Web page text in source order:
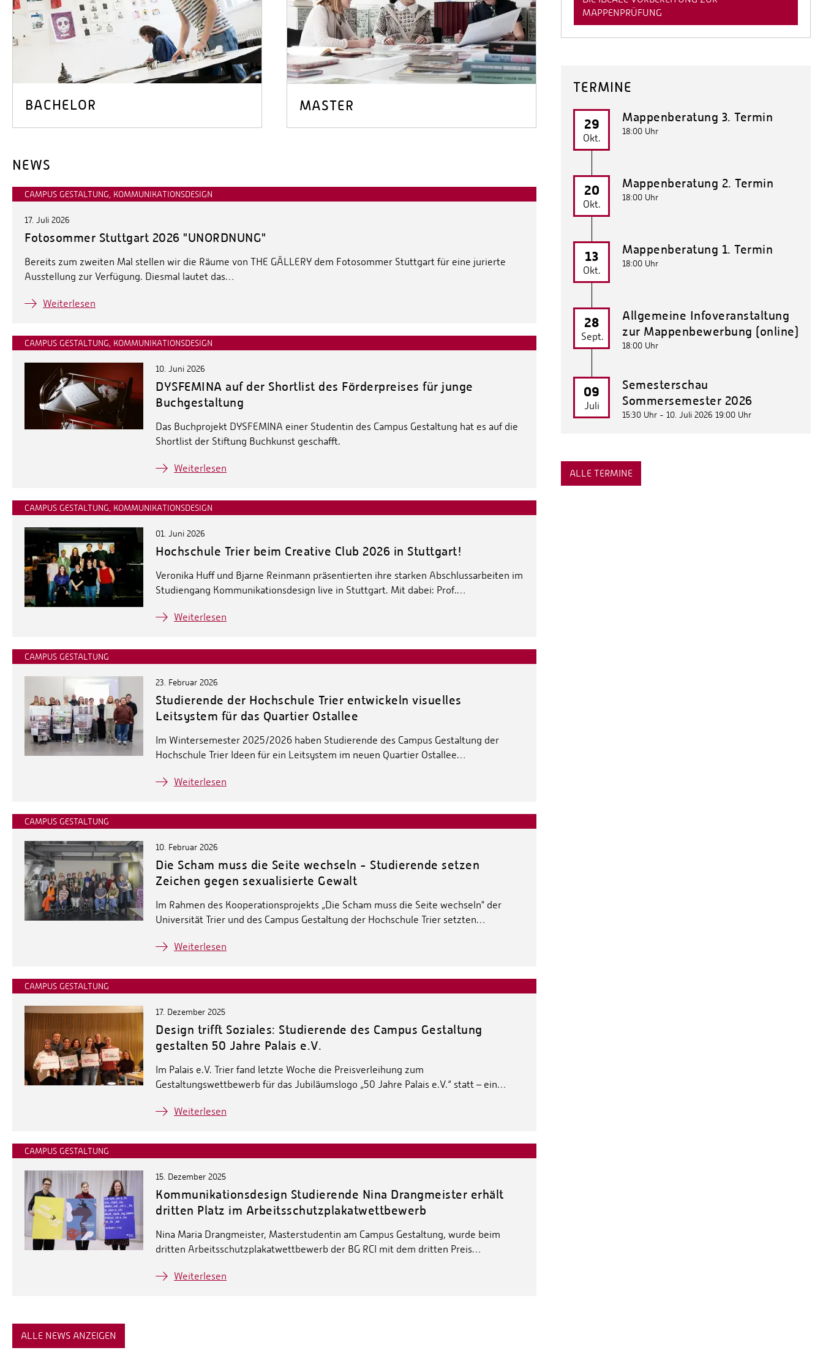
BACHELOR MASTER
NEWS
CAMPUS GESTALTUNG, KOMMUNIKATIONSDESIGN
17. Juli 2026
Fotosommer Stuttgart 2026 "UNORDNUNG"
Bereits zum zweiten Mal stellen wir die Räume von THE GÄLLERY dem Fotosommer Stuttgart für eine jurierte
Ausstellung zur Verfügung. Diesmal lautet das…
Weiterlesen
CAMPUS GESTALTUNG, KOMMUNIKATIONSDESIGN
10. Juni 2026
DYSFEMINA auf der Shortlist des Förderpreises für junge
Buchgestaltung
Das Buchprojekt DYSFEMINA einer Studentin des Campus Gestaltung hat es auf die
Shortlist der Stiftung Buchkunst geschafft.
Weiterlesen
CAMPUS GESTALTUNG, KOMMUNIKATIONSDESIGN
01. Juni 2026
Hochschule Trier beim Creative Club 2026 in Stuttgart!
Veronika Huff und Bjarne Reinmann präsentierten ihre starken Abschlussarbeiten im
Studiengang Kommunikationsdesign live in Stuttgart. Mit dabei: Prof.…
Weiterlesen
CAMPUS GESTALTUNG
23. Februar 2026
Studierende der Hochschule Trier entwickeln visuelles
Leitsystem für das Quartier Ostallee
Im Wintersemester 2025/2026 haben Studierende des Campus Gestaltung der
Hochschule Trier Ideen für ein Leitsystem im neuen Quartier Ostallee…
Weiterlesen
CAMPUS GESTALTUNG
10. Februar 2026
Die Scham muss die Seite wechseln - Studierende setzen
Zeichen gegen sexualisierte Gewalt
Im Rahmen des Kooperationsprojekts „Die Scham muss die Seite wechseln" der
Universität Trier und des Campus Gestaltung der Hochschule Trier setzten…
Weiterlesen
CAMPUS GESTALTUNG
17. Dezember 2025
Design trifft Soziales: Studierende des Campus Gestaltung
gestalten 50 Jahre Palais e.V.
Im Palais e.V. Trier fand letzte Woche die Preisverleihung zum
Gestaltungswettbewerb für das Jubiläumslogo „50 Jahre Palais e.V.“ statt – ein…
Weiterlesen
CAMPUS GESTALTUNG
15. Dezember 2025
Kommunikationsdesign Studierende Nina Drangmeister erhält
dritten Platz im Arbeitsschutzplakatwettbewerb
Nina Maria Drangmeister, Masterstudentin am Campus Gestaltung, wurde beim
dritten Arbeitsschutzplakatwettbewerb der BG RCI mit dem dritten Preis…
Weiterlesen
ALLE NEWS ANZEIGEN
MAPPENPRÜFUNG
TERMINE
29
Okt.
Mappenberatung 3. Termin
18:00 Uhr
20
Okt.
Mappenberatung 2. Termin
18:00 Uhr
13
Okt.
Mappenberatung 1. Termin
18:00 Uhr
28
Sept.
Allgemeine Infoveranstaltung
zur Mappenbewerbung (online)
18:00 Uhr
09
Juli
Semesterschau
Sommersemester 2026
15:30 Uhr - 10. Juli 2026 19:00 Uhr
ALLE TERMINE